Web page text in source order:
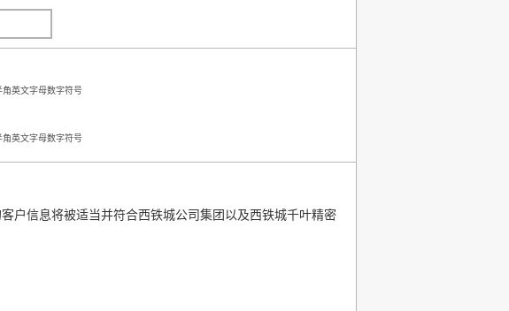
英文字母数字符号
英文字母数字符号
户信息将被适当并符合西铁城公司集团以及西铁城千叶精密